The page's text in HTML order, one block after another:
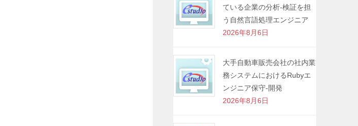
ている企業の分析-検証を担
う自然言語処理エンジニア
2026年8月6日
大手自動車販売会社の社内業
務システムにおけるRubyエ
ンジニア保守-開発
2026年8月6日